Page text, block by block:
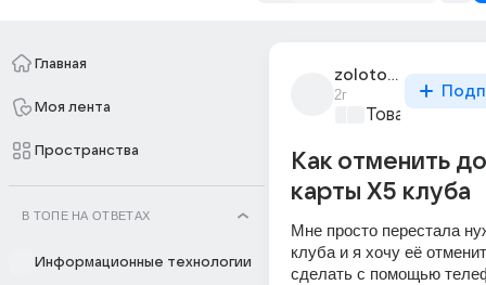
Главная
Моя лента
Пространства
В ТОПЕ НА ОТВЕТАХ
Информационные технологии
zolotoi_barli_2
2г
Товары и
Как отменить
карты X5 клуба
Мне просто перестала
клуба и я хочу её
сделать с помощью